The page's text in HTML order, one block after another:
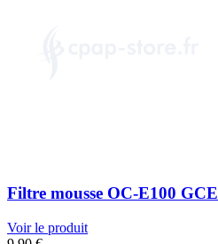
Filtre mousse OC-E100 GCE
Voir le produit